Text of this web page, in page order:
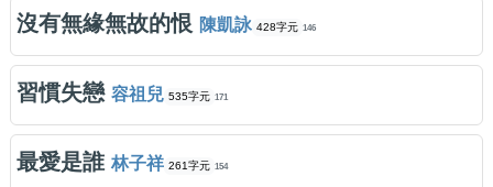
沒有無緣無故的恨 陳凱詠 428字元 146
習慣失戀 容祖兒 535字元 171
最愛是誰 林子祥 261字元 154